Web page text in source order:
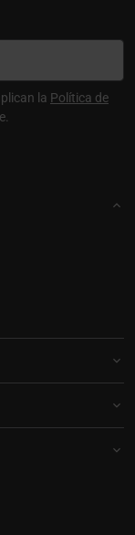
la Política de